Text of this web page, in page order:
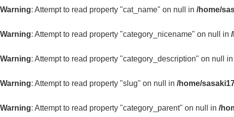
Warning: Attempt to read property "cat_name" on null in /home/
Warning: Attempt to read property "category_nicename" on null in
Warning: Attempt to read property "category_description" on null in
Warning: Attempt to read property "slug" on null in /home/
Warning: Attempt to read property "category_parent" on null in /